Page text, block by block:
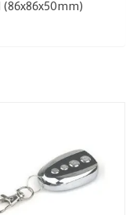
(86x86x50mm)